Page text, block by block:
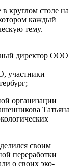
круглом столе на
каждый
тему.
директор ООО
участники
организации
Татьяна
своим
переработки
о своих эко-